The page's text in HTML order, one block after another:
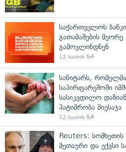
საქართველოს
გათამაშების
გამოვლინდნენ
12 საათის წინ
სანიტარს,
საპირფარეშოში
სასიკვდილო
პატიმრობა მიესაჯა
12 საათის წინ
Reuters:
მეთაური და ექვსი